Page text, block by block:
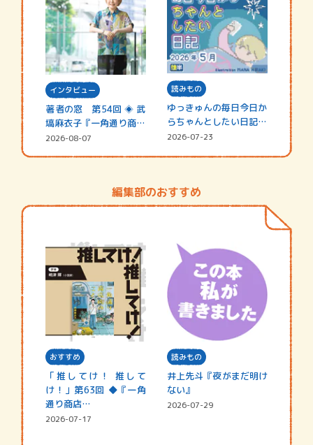
インタビュー
著者の窓 第54回 ◈ 武
塙麻衣子『一角通り商店
街の…
2026-08-07
読みもの
ゆっきゅんの毎日今日か
らちゃんとしたい日記
☆202…
2026-07-23
編集部のおすすめ
おすすめ
「推してけ！ 推して
け！」第63回 ◆『一角
通り商店…
2026-07-17
読みもの
井上先斗『夜がまだ明け
ない』
2026-07-29